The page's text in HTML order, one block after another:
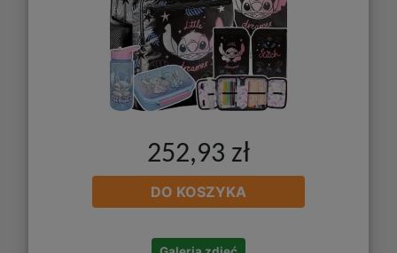
252,93 zł
DO KOSZYKA